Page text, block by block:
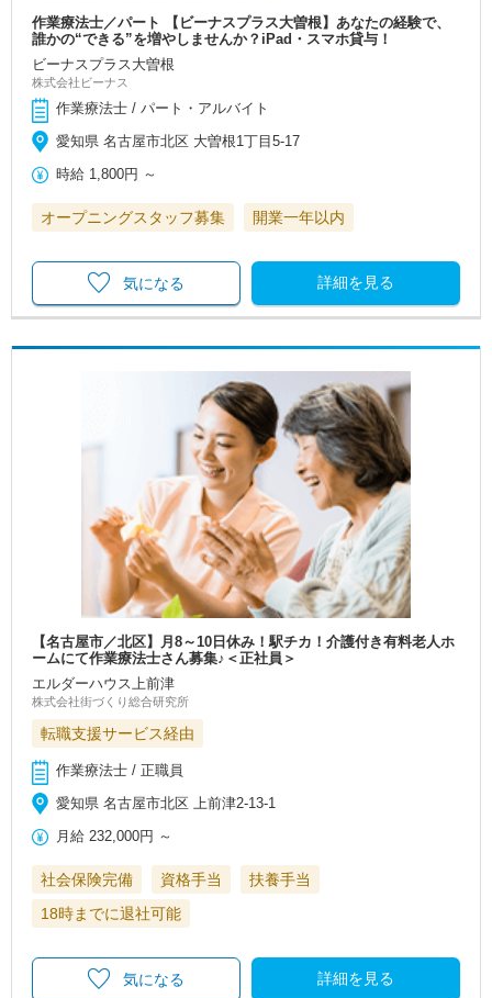
作業療法士／パート 【ビーナスプラス大曽根】あなたの経験で、
誰かの“できる”を増やしませんか？iPad・スマホ貸与！
ビーナスプラス大曽根
株式会社ビーナス
作業療法士 / パート・アルバイト
愛知県 名古屋市北区 大曽根1丁目5-17
時給 1,800円 ～
オープニングスタッフ募集 開業一年以内
詳細を見る
気になる
【名古屋市／北区】月8～10日休み！駅チカ！介護付き有料老人ホ
ームにて作業療法士さん募集♪＜正社員＞
エルダーハウス上前津
株式会社街づくり総合研究所
転職支援サービス経由
作業療法士 / 正職員
愛知県 名古屋市北区 上前津2-13-1
月給 232,000円 ～
社会保険完備 資格手当
扶養手当
18時までに退社可能
詳細を見る
気になる